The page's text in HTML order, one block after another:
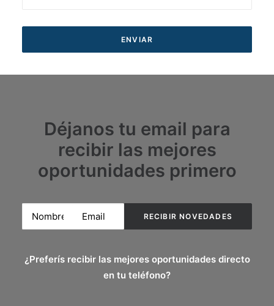
Déjanos tu email para
recibir las mejores
oportunidades primero
¿Preferís recibir las mejores oportunidades directo
en tu teléfono?